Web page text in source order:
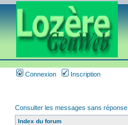
Connexion Inscription
Consulter les messages sans réponse
Index du forum